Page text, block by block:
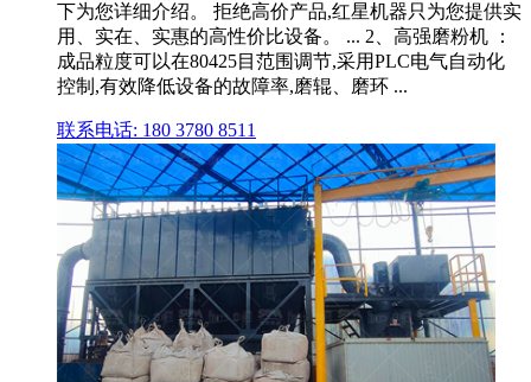
下为您详细介绍。 拒绝高价产品,红星机器只为您提供实
用、实在、实惠的高性价比设备。 ... 2、高强磨粉机 ：
成品粒度可以在80425目范围调节,采用PLC电气自动化
控制,有效降低设备的故障率,磨辊、磨环 ...
联系电话: 180 3780 8511